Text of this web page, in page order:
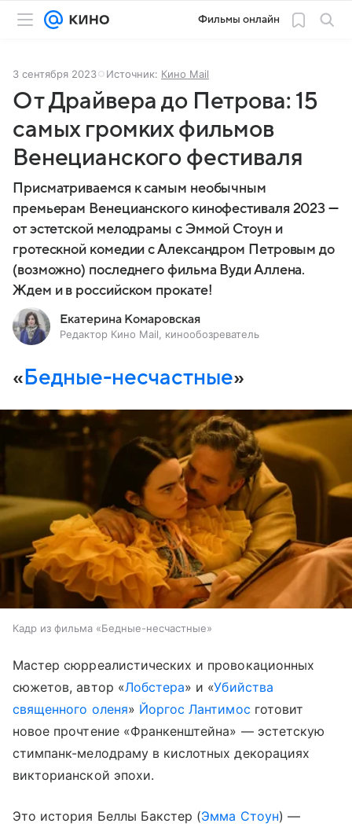
Фильмы онлайн
3 сентября 2023 Источник: Кино Mail
От Драйвера до Петрова: 15
самых громких фильмов
Венецианского фестиваля
Присматриваемся к самым необычным
премьерам Венецианского кинофестиваля 2023 —
от эстетской мелодрамы с Эммой Стоун и
гротескной комедии с Александром Петровым до
(возможно) последнего фильма Вуди Аллена.
Ждем и в российском прокате!
Екатерина Комаровская
Редактор Кино Mail, кинообозреватель
« Бедные-несчастные»
Кадр из фильма «Бедные-несчастные»
Мастер сюрреалистических и провокационных
сюжетов, автор «Лобстера» и «Убийства
священного оленя» Йоргос Лантимос готовит
новое прочтение «Франкенштейна» — эстетскую
стимпанк-мелодраму в кислотных декорациях
викторианской эпохи.
Это история Беллы Бакстер (Эмма Стоун) —